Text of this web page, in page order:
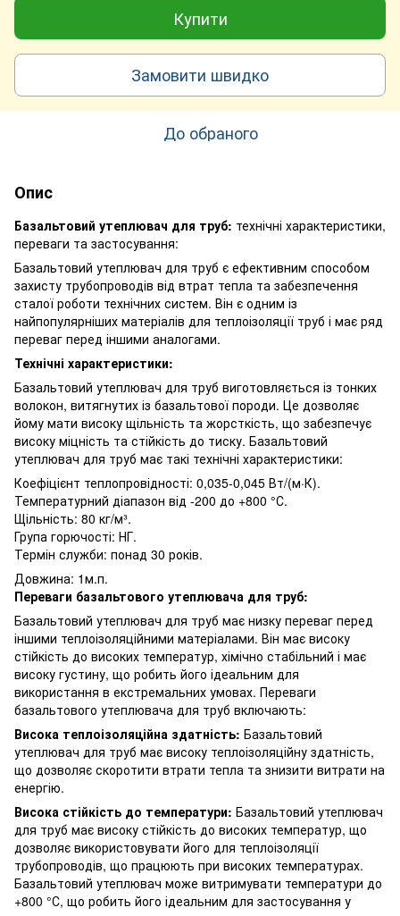
Купити
Замовити швидко
До обраного
Опис
Базальтовий утеплювач для труб: технічні характеристики,
переваги та застосування:
Базальтовий утеплювач для труб є ефективним способом
захисту трубопроводів від втрат тепла та забезпечення
сталої роботи технічних систем. Він є одним із
найпопулярніших матеріалів для теплоізоляції труб і має ряд
переваг перед іншими аналогами.
Технічні характеристики:
Базальтовий утеплювач для труб виготовляється із тонких
волокон, витягнутих із базальтової породи. Це дозволяє
йому мати високу щільність та жорсткість, що забезпечує
високу міцність та стійкість до тиску. Базальтовий
утеплювач для труб має такі технічні характеристики:
Коефіцієнт теплопровідності: 0,035-0,045 Вт/(м·К).
Температурний діапазон від -200 до +800 °С.
Щільність: 80 кг/м³.
Група горючості: НГ.
Термін служби: понад 30 років.
Довжина: 1м.п.
Переваги базальтового утеплювача для труб:
Базальтовий утеплювач для труб має низку переваг перед
іншими теплоізоляційними матеріалами. Він має високу
стійкість до високих температур, хімічно стабільний і має
високу густину, що робить його ідеальним для
використання в екстремальних умовах. Переваги
базальтового утеплювача для труб включають:
Висока теплоізоляційна здатність: Базальтовий
утеплювач для труб має високу теплоізоляційну здатність,
що дозволяє скоротити втрати тепла та знизити витрати на
енергію.
Висока стійкість до температури: Базальтовий утеплювач
для труб має високу стійкість до високих температур, що
дозволяє використовувати його для теплоізоляції
трубопроводів, що працюють при високих температурах.
Базальтовий утеплювач може витримувати температури до
+800 °С, що робить його ідеальним для застосування у